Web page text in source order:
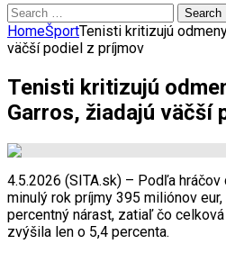
Search
for:
HomeŠportTenisti kritizujú
väčší podiel z príjmov
Tenisti kritizujú
Garros, žiadajú väčší
4.5.2026 (SITA.sk) – Podľa hráčov
minulý rok príjmy 395 miliónov
percentný nárast, zatiaľ čo
zvýšila len o 5,4 percenta.